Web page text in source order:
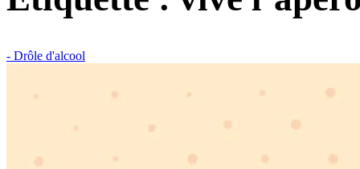
- Drôle d'alcool